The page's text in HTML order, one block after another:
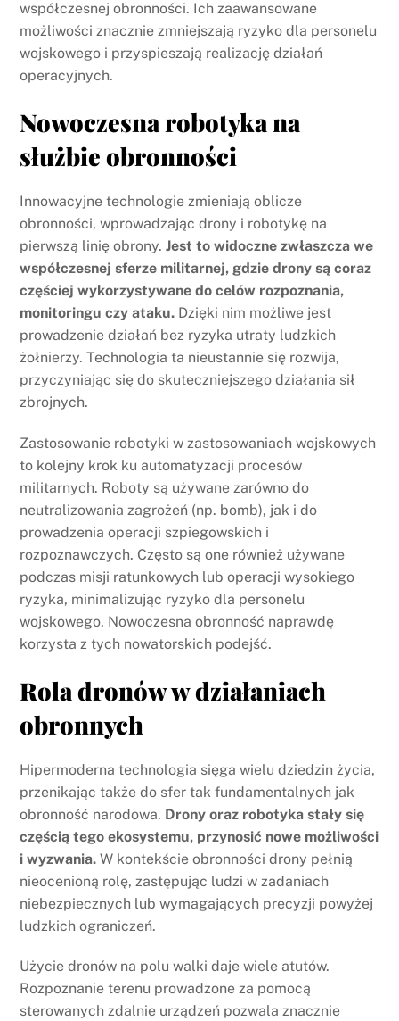
współczesnej obronności. Ich zaawansowane
możliwości znacznie zmniejszają ryzyko dla personelu
wojskowego i przyspieszają realizację działań
operacyjnych.
Nowoczesna robotyka na
służbie obronności
Innowacyjne technologie zmieniają oblicze
obronności, wprowadzając drony i robotykę na
pierwszą linię obrony.Jest to widoczne zwłaszcza we
współczesnej sferze militarnej, gdzie drony są coraz
częściej wykorzystywane do celów rozpoznania,
monitoringu czy ataku. Dzięki nim możliwe jest
prowadzenie działań bez ryzyka utraty ludzkich
żołnierzy. Technologia ta nieustannie się rozwija,
przyczyniając się do skuteczniejszego działania sił
zbrojnych.
Zastosowanie robotyki w zastosowaniach wojskowych
to kolejny krok ku automatyzacji procesów
militarnych. Roboty są używane zarówno do
neutralizowania zagrożeń (np. bomb), jak i do
prowadzenia operacji szpiegowskich i
rozpoznawczych. Często są one również używane
podczas misji ratunkowych lub operacji wysokiego
ryzyka, minimalizując ryzyko dla personelu
wojskowego. Nowoczesna obronność naprawdę
korzysta z tych nowatorskich podejść.
Rola dronów w działaniach
obronnych
Hipermoderna technologia sięga wielu dziedzin życia,
przenikając także do sfer tak fundamentalnych jak
obronność narodowa. Drony oraz robotyka stały się
częścią tego ekosystemu, przynosić nowe możliwości
i wyzwania. W kontekście obronności drony pełnią
nieocenioną rolę, zastępując ludzi w zadaniach
niebezpiecznych lub wymagających precyzji powyżej
ludzkich ograniczeń.
Użycie dronów na polu walki daje wiele atutów.
Rozpoznanie terenu prowadzone za pomocą
sterowanych zdalnie urządzeń pozwala znacznie